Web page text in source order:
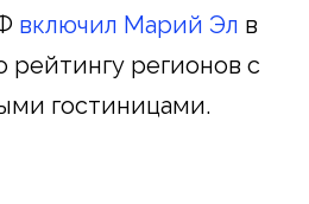
включил Марий Эл в
рейтингу регионов с
гостиницами.